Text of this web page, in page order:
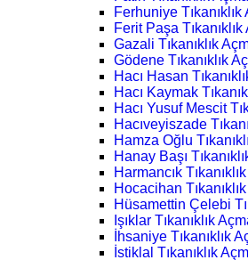
Ferhuniye Tıkanıklık
Ferit Paşa Tıkanıklık
Gazali Tıkanıklık
Gödene Tıkanıklık
Hacı Hasan
Hacı Kaymak
Hacı Yusuf Mescit
Hacıveyiszade
Hamza Oğlu
Hanay Başı
Harmancık
Hocacihan
Hüsamettin Çelebi
Işıklar Tıkanıklık
İhsaniye Tıkanıklık
İstiklal Tıkanıklık